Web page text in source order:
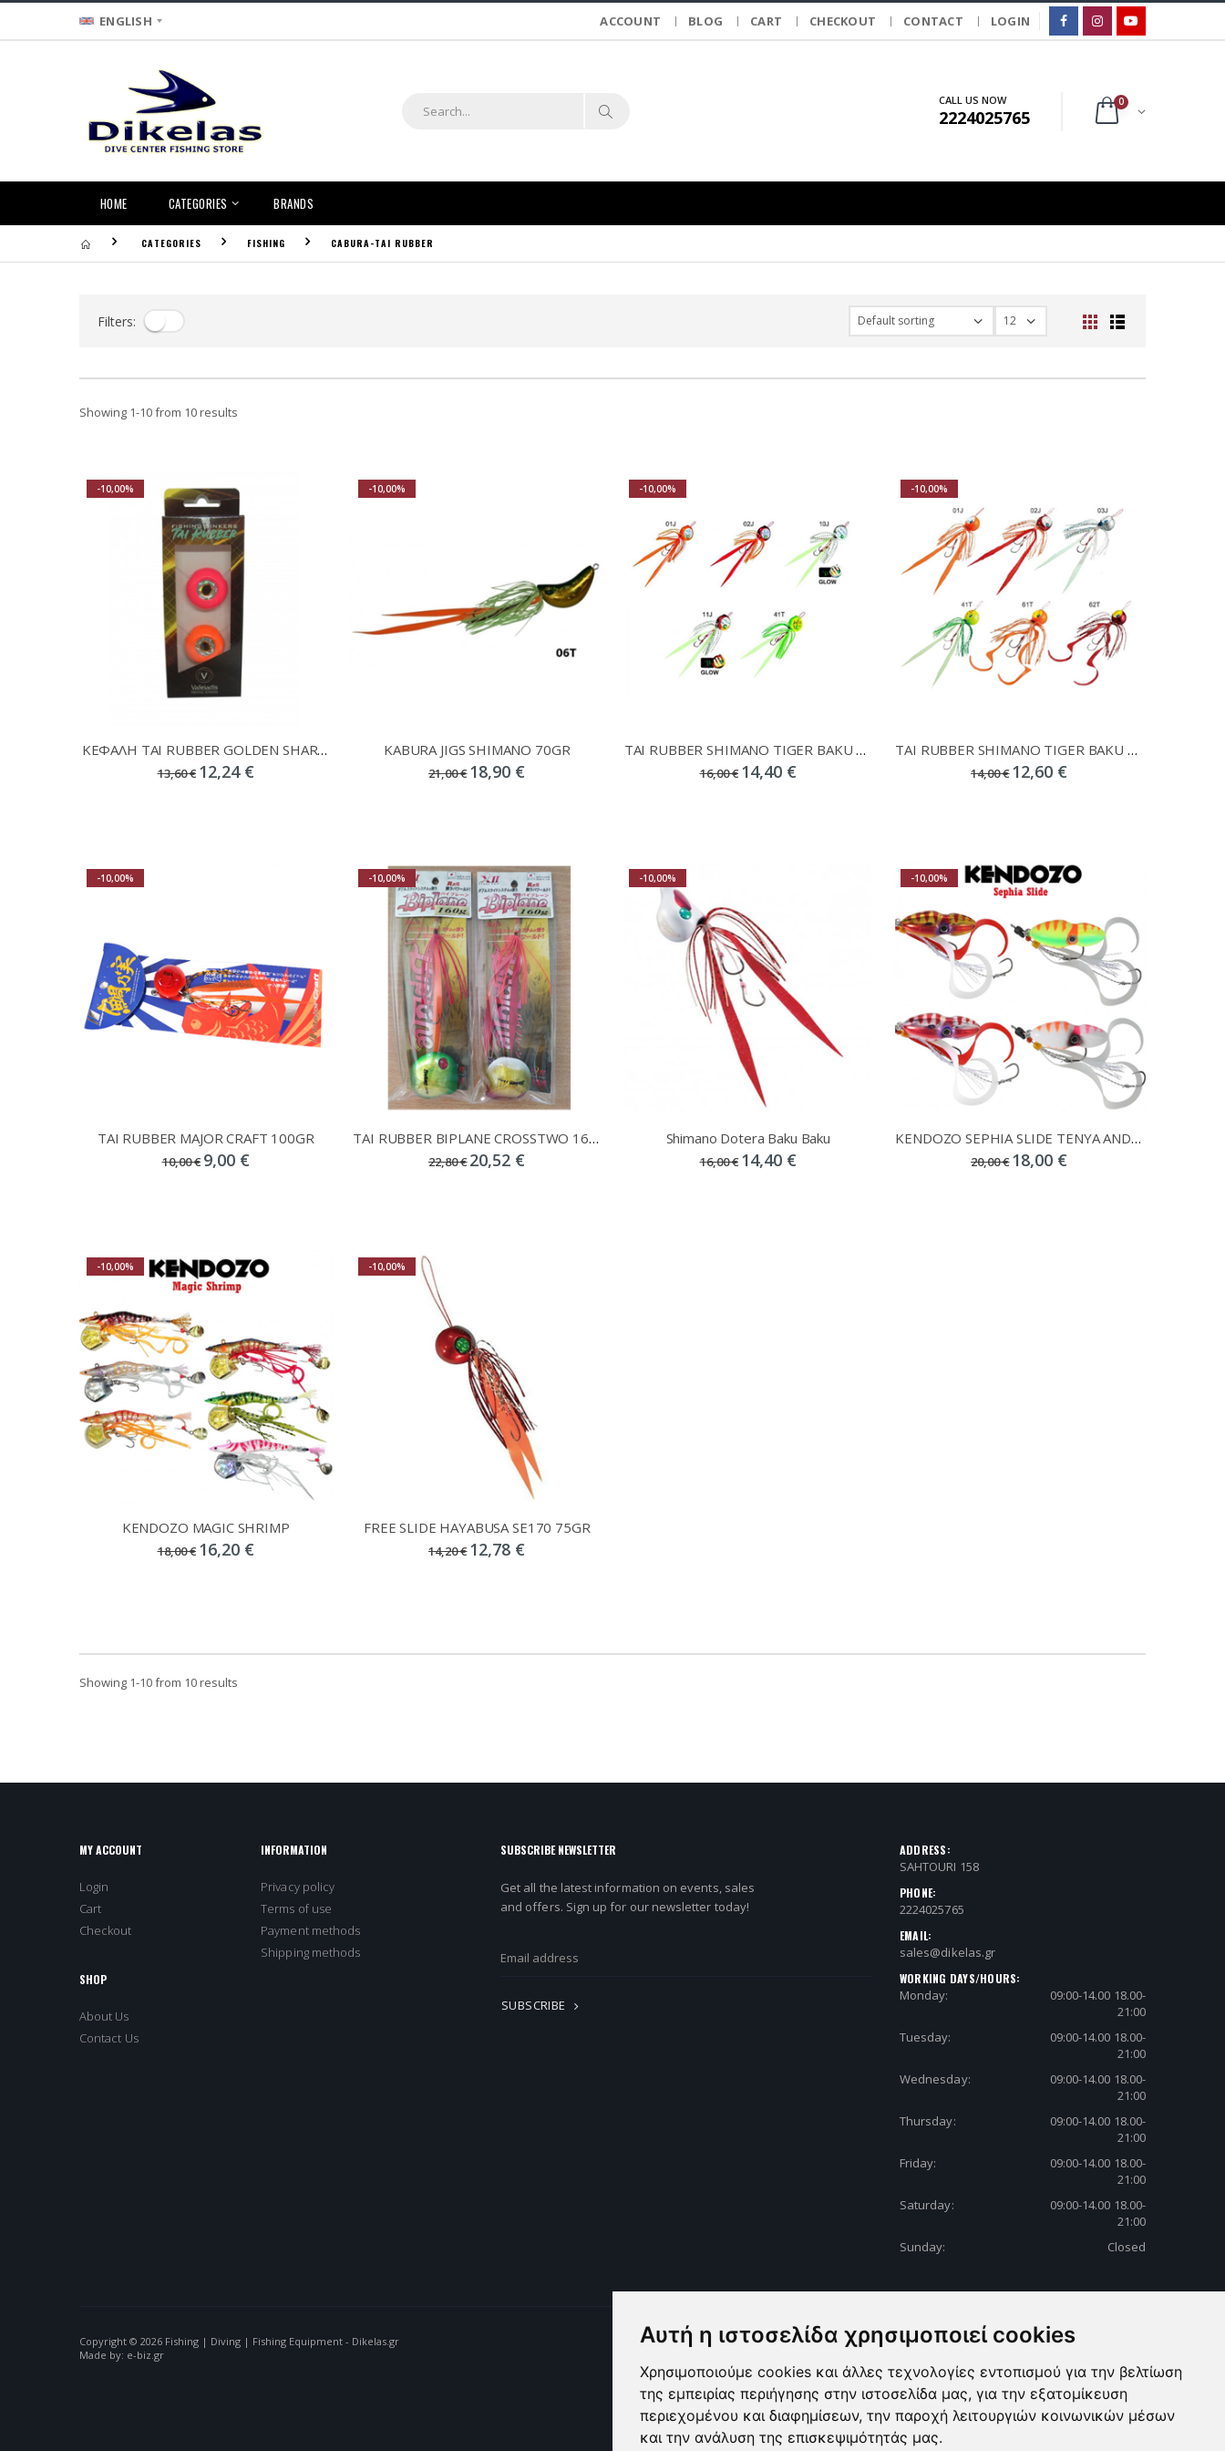
Αυτή η ιστοσελίδα χρησιμοποιεί cookies
Χρησιμοποιούμε cookies και άλλες τεχνολογίες εντοπισμού για την βελτίωση
της εμπειρίας περιήγησης στην ιστοσελίδα μας, για την εξατομίκευση
περιεχομένου και διαφημίσεων, την παροχή λειτουργιών κοινωνικών μέσων
και την ανάλυση της επισκεψιμότητάς μας.
ENGLISH ACCOUNT BLOG CART CHECKOUT CONTACT LOGIN
CALL US NOW
2224025765
0
HOME CATEGORIES BRANDS
CATEGORIES FISHING CABURA-TAI RUBBER
Filters:
Showing 1-10from 10 results
-10,00%
ΚΕΦΑΛΗ TAI RUBBER GOLDEN SHARK 180gr ΣΕΤ 2ΤΜΧ
13,60 € 12,24 €
-10,00%
ΚABURA JIGS SHIMANO 70GR
21,00 €18,90 €
-10,00%
TAI RUBBER SHIMANO TIGER BAKU BAKU FLAT
16,00 € 14,40 €
-10,00%
TAI RUBBER SHIMANO TIGER BAKU BAKU
14,00 €12,60 €
-10,00%
TAI RUBBER MAJOR CRAFT 100GR
10,00 € 9,00 €
-10,00%
TAI RUBBER BIPLANE CROSSTWO 160gr
22,80 €20,52 €
-10,00%
Shimano Dotera Baku Baku
16,00 € 14,40 €
-10,00%
KENDOZO SEPHIA SLIDE TENYA AND TAI RUBBER
20,00 €18,00 €
-10,00%
KENDOZO MAGIC SHRIMP
18,00 € 16,20 €
-10,00%
FREE SLIDE HAYABUSA SE170 75GR
14,20 €12,78 €
Showing 1-10from 10 results
MY ACCOUNT
Login
Cart
Checkout
SHOP
About Us
Contact Us
INFORMATION
Privacy policy
Terms of use
Payment methods
Shipping methods
SUBSCRIBE NEWSLETTER
Get all the latest information on events, sales
and offers. Sign up for our newsletter today!
SUBSCRIBE
ADDRESS:
SAHTOURI 158
PHONE:
2224025765
EMAIL:
sales@dikelas.gr
WORKING DAYS/HOURS:
Monday:
09:00-14.00 18.00-
21:00
Tuesday:
09:00-14.00 18.00-
21:00
Wednesday:
09:00-14.00 18.00-
21:00
Thursday:
09:00-14.00 18.00-
21:00
Friday:
09:00-14.00 18.00-
21:00
Saturday:
09:00-14.00 18.00-
21:00
Sunday:
Closed
Copyright © 2026 Fishing | Diving | Fishing Equipment - Dikelas.gr
Made by: e-biz.gr